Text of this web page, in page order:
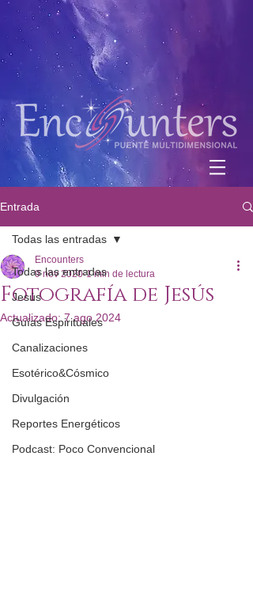
Entrada
Todas las entradas
Jesús
Guías Espirituales
Canalizaciones
Esotérico&Cósmico
Divulgación
Reportes Energéticos
Podcast: Poco Convencional
Todas las entradas
Fotografía de Jesús
Encounters
9 nov 2020 1 min de lectura
Actualizado: 7 ago 2024